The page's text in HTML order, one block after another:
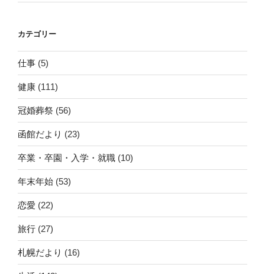
カテゴリー
仕事 (5)
健康 (111)
冠婚葬祭 (56)
函館だより (23)
卒業・卒園・入学・就職 (10)
年末年始 (53)
恋愛 (22)
旅行 (27)
札幌だより (16)